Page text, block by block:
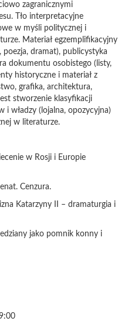
zagranicznymi
Tło interpretacyjne
w myśli politycznej i
Materiał egzemplifikacyjny
dramat), publicystyka
dokumentu osobistego (listy,
historyczne i materiał z
grafika, architektura,
stworzenie klasyfikacji
i władzy (lojalna, opozycyjna)
w literaturze.
w Rosji i Europie
Cenzura.
Katarzyny II – dramaturgia i
jako pomnik konny i